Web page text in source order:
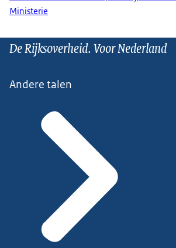
Ministerie
De Rijksoverheid. Voor Nederland
Andere talen